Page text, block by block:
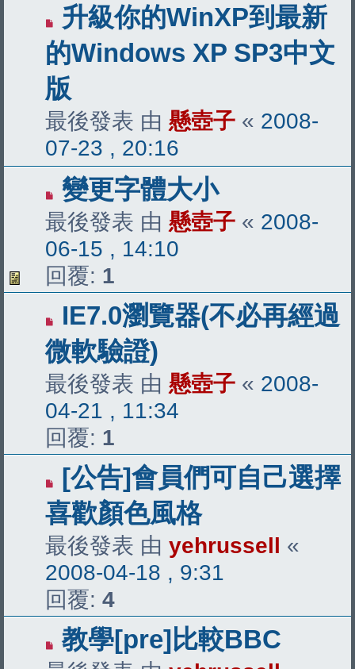
升級你的WinXP到最新
的Windows XP SP3中文
版
最後發表 由 懸壺子 « 2008-
07-23 , 20:16
變更字體大小
最後發表 由 懸壺子 « 2008-
06-15 , 14:10
回覆: 1
IE7.0瀏覽器(不必再經過
微軟驗證)
最後發表 由 懸壺子 « 2008-
04-21 , 11:34
回覆: 1
[公告]會員們可自己選擇
喜歡顏色風格
最後發表 由 yehrussell «
2008-04-18 , 9:31
回覆: 4
教學[pre]比較BBC